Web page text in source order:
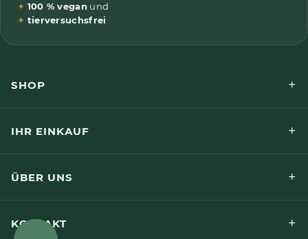
✦ 100 % vegan und
✦ tierversuchsfrei
SHOP +
IHR EINKAUF +
ÜBER UNS +
KONTAKT +